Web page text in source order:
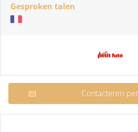
Gesproken talen
Contacteren